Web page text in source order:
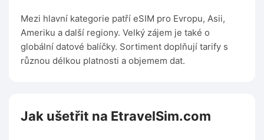
Mezi hlavní kategorie patří eSIM pro Evropu, Asii,
Ameriku a další regiony. Velký zájem je také o
globální datové balíčky. Sortiment doplňují tarify s
různou délkou platnosti a objemem dat.
Jak ušetřit na EtravelSim.com